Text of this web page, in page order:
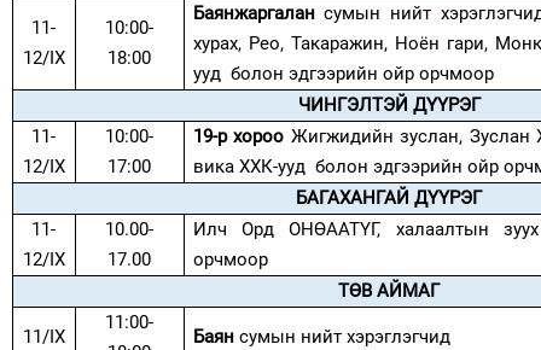
11-
12/IX
10:00-
18:00
Баянжаргалансумын нийт
хурах, Рео, Такаражин, Ноён гари,
ууд болон эдгээрийн ойр орчмоор
ЧИНГЭЛТЭЙ ДҮҮРЭГ
11-
12/IX
10:00-
17:00
19-р хороо Жигжидийн зуслан, Зуслан
вика ХХК-ууд болон эдгээрийн ойр
БАГАХАНГАЙ ДҮҮРЭГ
11-
12/IX
10.00-
17.00
Илч Орд ОНӨААТҮГ, халаалтын
орчмоор
ТӨВ АЙМАГ
11/IX
11:00-
Баян сумын нийт хэрэглэгчид